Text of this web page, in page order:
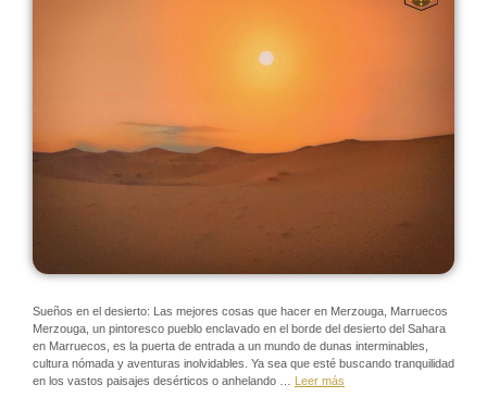
Sueños en el desierto: Las mejores cosas que hacer en Merzouga, Marruecos
Merzouga, un pintoresco pueblo enclavado en el borde del desierto del Sahara
en Marruecos, es la puerta de entrada a un mundo de dunas interminables,
cultura nómada y aventuras inolvidables. Ya sea que esté buscando tranquilidad
en los vastos paisajes desérticos o anhelando … Leer más